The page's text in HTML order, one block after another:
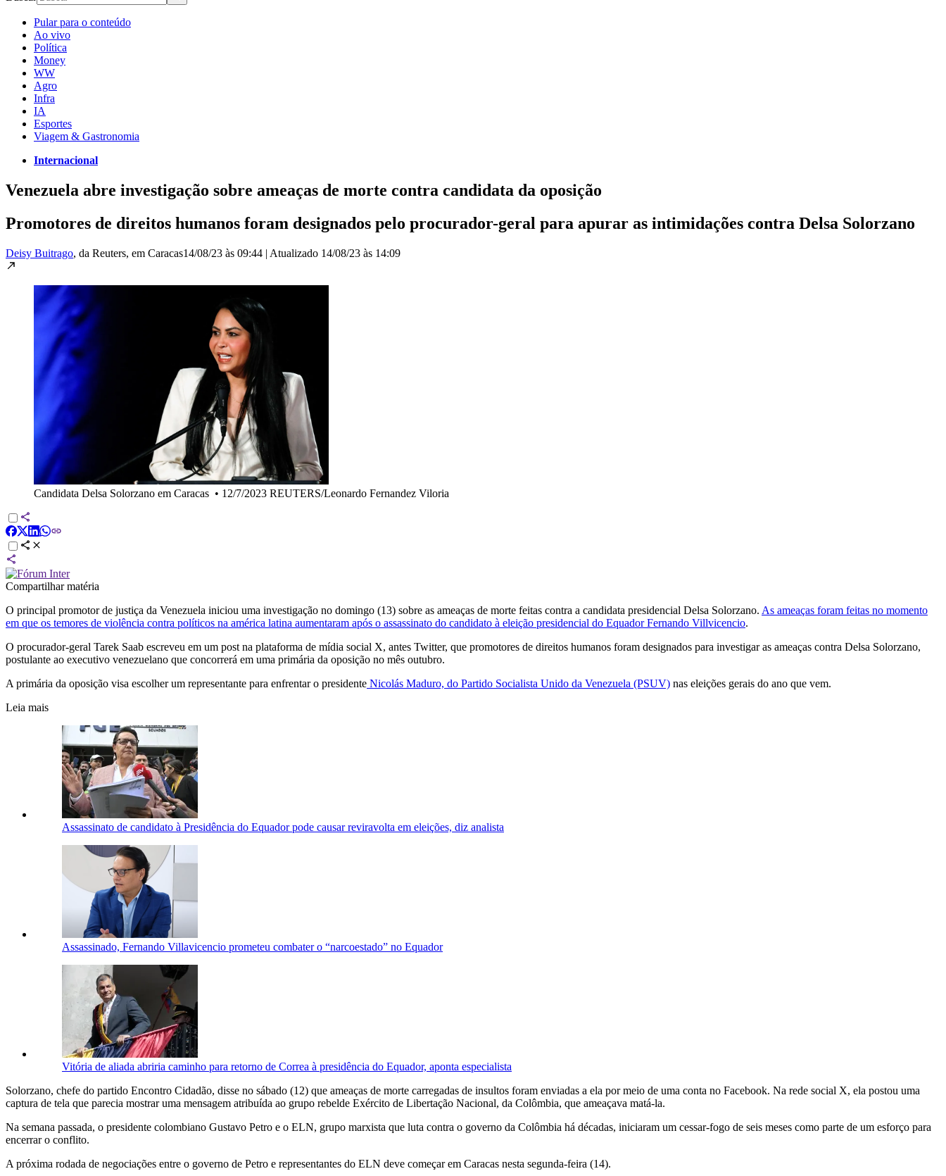
Pular para o conteúdo
Ao vivo
Política
Money
WW
Agro
Infra
IA
Esportes
Viagem & Gastronomia
Internacional
Venezuela abre investigação sobre ameaças de morte contra candidata da oposição
Promotores de direitos humanos foram designados pelo procurador-geral para apurar as intimidações contra Delsa Solorzano
Deisy Buitrago, da Reuters, em Caracas14/08/23 às 09:44 | Atualizado 14/08/23 às 14:09
Candidata Delsa Solorzano em Caracas • 12/7/2023 REUTERS/Leonardo Fernandez Viloria
Compartilhar matéria
O principal promotor de justiça da Venezuela iniciou uma investigação no domingo (13) sobre as ameaças de morte feitas contra a candidata presidencial Delsa Solorzano. As ameaças foram feitas no momento
em que os temores de violência contra políticos na américa latina aumentaram após o assassinato do candidato à eleição presidencial do Equador Fernando Villvicencio.
O procurador-geral Tarek Saab escreveu em um post na plataforma de mídia social X, antes Twitter, que promotores de direitos humanos foram designados para investigar as ameaças contra Delsa Solorzano,
postulante ao executivo venezuelano que concorrerá em uma primária da oposição no mês outubro.
A primária da oposição visa escolher um representante para enfrentar o presidente Nicolás Maduro, do Partido Socialista Unido da Venezuela (PSUV) nas eleições gerais do ano que vem.
Leia mais
Assassinato de candidato à Presidência do Equador pode causar reviravolta em eleições, diz analista
Assassinado, Fernando Villavicencio prometeu combater o “narcoestado” no Equador
Vitória de aliada abriria caminho para retorno de Correa à presidência do Equador, aponta especialista
Solorzano, chefe do partido Encontro Cidadão, disse no sábado (12) que ameaças de morte carregadas de insultos foram enviadas a ela por meio de uma conta no Facebook. Na rede social X, ela postou uma
captura de tela que parecia mostrar uma mensagem atribuída ao grupo rebelde Exército de Libertação Nacional, da Colômbia, que ameaçava matá-la.
Na semana passada, o presidente colombiano Gustavo Petro e o ELN, grupo marxista que luta contra o governo da Colômbia há décadas, iniciaram um cessar-fogo de seis meses como parte de um esforço para
encerrar o conflito.
A próxima rodada de negociações entre o governo de Petro e representantes do ELN deve começar em Caracas nesta segunda-feira (14).